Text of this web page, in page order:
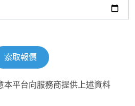
索取報價
本平台向服務商提供上述資料